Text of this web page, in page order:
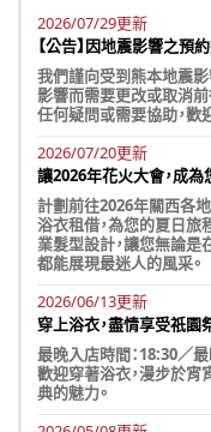
2026/07/29更新
【公告】因地震影響之預
我們謹向受到熊本地震
影響而需要更改或取消前
任何疑問或需要協助，歡
2026/07/20更新
讓2026年花火大會，成為
計劃前往2026年關西各
浴衣租借，為您的夏日旅
業髮型設計，讓您無論是
都能展現最迷人的風采。
2026/06/13更新
穿上浴衣，盡情享受祇園
最晚入店時間：18:30／
歡迎穿著浴衣，漫步於宵
典的魅力。